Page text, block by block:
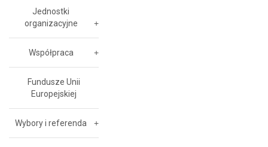
Jednostki
organizacyjne
Współpraca
Fundusze Unii
Europejskiej
Wybory i referenda